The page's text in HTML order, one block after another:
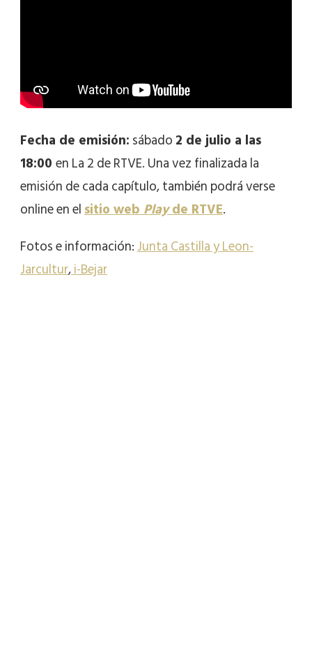
Fecha de emisión:sábado2 de julio a las
18:00en La 2 de RTVE. Una vez finalizada la
emisión de cada capítulo, también podrá verse
online en elsitio webPlayde RTVE.
Fotos e información:Junta Castilla y Leon-
Jarcultur,i-Bejar